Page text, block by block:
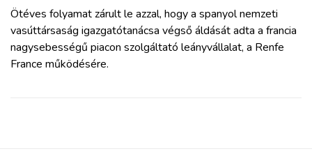
BLOG
ARCHÍVUM
Ötéves folyamat zárult le azzal, hogy a spanyol nemzeti
vasúttársaság igazgatótanácsa végső áldását adta a francia
nagysebességű piacon szolgáltató leányvállalat, a Renfe
France működésére.